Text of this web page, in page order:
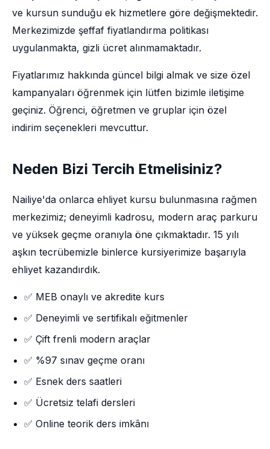
ve kursun sunduğu ek hizmetlere göre değişmektedir.
Merkezimizde şeffaf fiyatlandırma politikası
uygulanmakta, gizli ücret alınmamaktadır.
Fiyatlarımız hakkında güncel bilgi almak ve size özel
kampanyaları öğrenmek için lütfen bizimle iletişime
geçiniz. Öğrenci, öğretmen ve gruplar için özel
indirim seçenekleri mevcuttur.
Neden Bizi Tercih Etmelisiniz?
Nailiye'da onlarca ehliyet kursu bulunmasına rağmen
merkezimiz; deneyimli kadrosu, modern araç parkuru
ve yüksek geçme oranıyla öne çıkmaktadır. 15 yılı
aşkın tecrübemizle binlerce kursiyerimize başarıyla
ehliyet kazandırdık.
✅ MEB onaylı ve akredite kurs
✅ Deneyimli ve sertifikalı eğitmenler
✅ Çift frenli modern araçlar
✅ %97 sınav geçme oranı
✅ Esnek ders saatleri
✅ Ücretsiz telafi dersleri
✅ Online teorik ders imkânı